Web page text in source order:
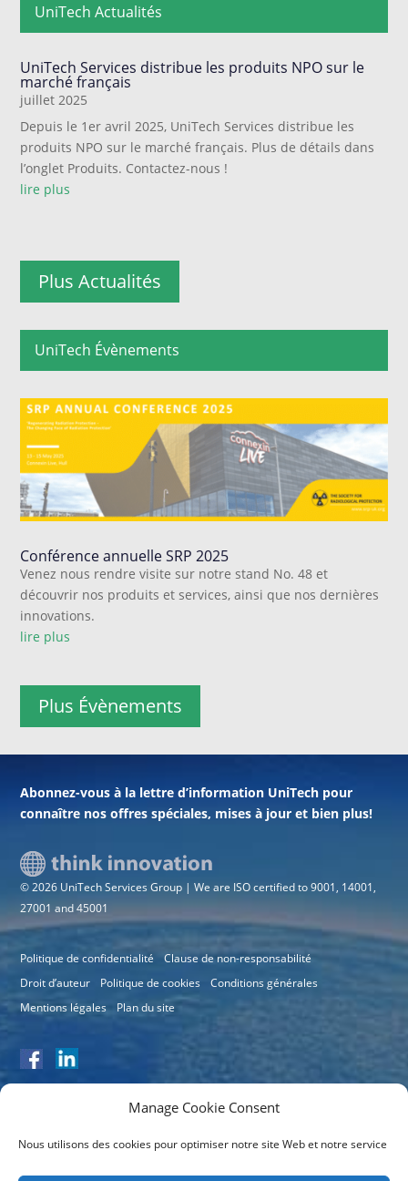
Manage Cookie Consent
Nous utilisons des cookies pour optimiser notre site Web et notre service
UniTech Actualités
UniTech Services distribue les produits NPO sur le
marché français
juillet 2025
Depuis le 1er avril 2025, UniTech Services distribue les
produits NPO sur le marché français. Plus de détails dans
l’onglet Produits. Contactez-nous !
lire plus
Plus Actualités
UniTech Évènements
Conférence annuelle SRP 2025
Venez nous rendre visite sur notre stand No. 48 et
découvrir nos produits et services, ainsi que nos dernières
innovations.
lire plus
Plus Évènements
Abonnez-vous à la lettre d’information UniTech pour
connaître nos offres spéciales, mises à jour et bien plus!
© 2026 UniTech Services Group | We are ISO certified to 9001, 14001,
27001 and 45001
Politique de confidentialité
Clause de non-responsabilité
Droit d’auteur
Politique de cookies
Conditions générales
Mentions légales
Plan du site